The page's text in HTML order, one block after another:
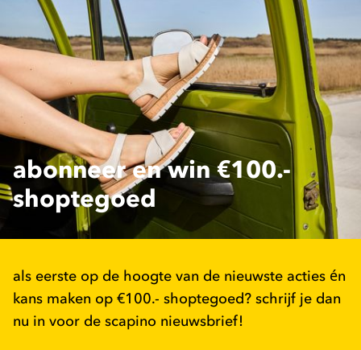
abonneer en win €100.-
shoptegoed
als eerste op de hoogte van de nieuwste acties én
kans maken op €100.- shoptegoed? schrijf je dan
nu in voor de scapino nieuwsbrief!